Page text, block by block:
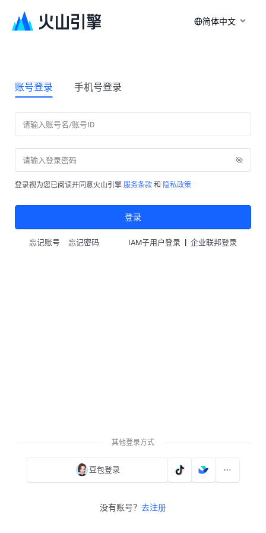
简体中文
账号登录 手机号登录
登录视为您已阅读并同意火山引擎 服务条款 和 隐私政策
登录
忘记账号 忘记密码 IAM子用户登录 | 企业联邦登录
其他登录方式
豆包登录
没有账号？ 去注册